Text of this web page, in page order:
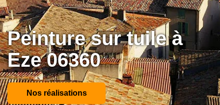
Peinture sur tuile à
Eze 06360
Nos réalisations